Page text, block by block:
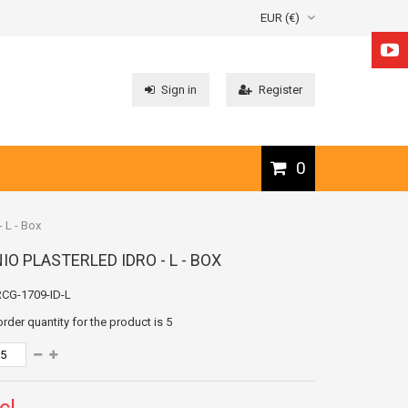
EUR (€)
Sign in Register
0
L - Box
PLASTERLED IDRO - L - BOX
1709-ID-L
quantity for the product is 5